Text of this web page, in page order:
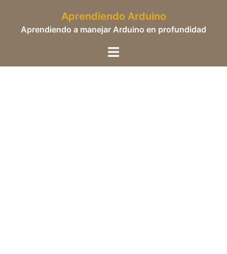
contenido
Aprendiendo Arduino
Aprendiendo a manejar Arduino en profundidad
Alternar